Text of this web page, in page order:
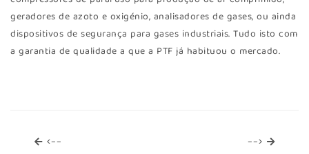
geradores de azoto e oxigénio, analisadores de gases, ou ainda
dispositivos de segurança para gases industriais. Tudo isto com
a garantia de qualidade a que a PTF já habituou o mercado.
<-- --> -->